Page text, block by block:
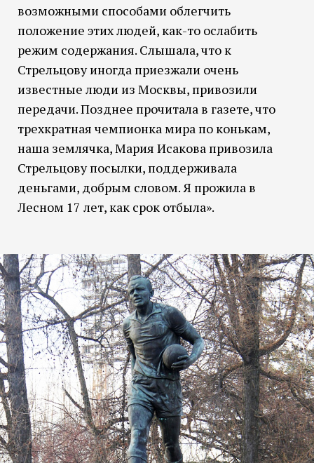
возможными способами облегчить
положение этих людей, как-то ослабить
режим содержания. Слышала, что к
Стрельцову иногда приезжали очень
известные люди из Москвы, привозили
передачи. Позднее прочитала в газете, что
трехкратная чемпионка мира по конькам,
наша землячка, Мария Исакова привозила
Стрельцову посылки, поддерживала
деньгами, добрым словом. Я прожила в
Лесном 17 лет, как срок отбыла».